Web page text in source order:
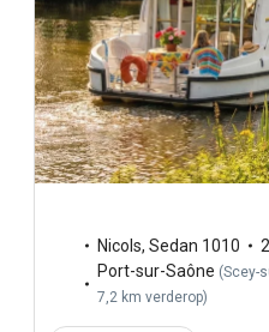
Nicols, Sedan 1010
Port-sur-Saône (Scey-
7,2 km verderop)